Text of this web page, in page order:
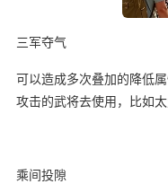
三军夺气
可以造成多次叠加的降低
攻击的武将去使用，比如
乘间投隙